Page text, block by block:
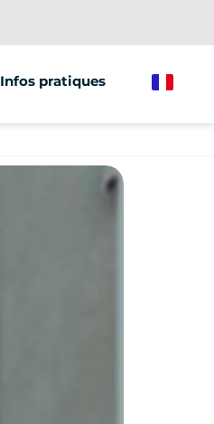
Infos pratiques